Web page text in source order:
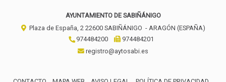
AYUNTAMIENTO DE SABIÑÁNIGO
Plaza de España, 2 22600 SABIÑÁNIGO - ARAGÓN (ESPAÑA)
974484200
974484201
registro@aytosabi.es